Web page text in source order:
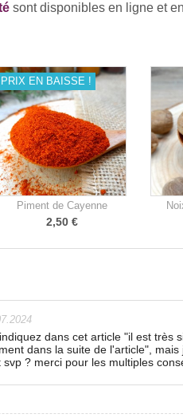
sont disponibles en ligne et
PRIX EN BAISSE !
Piment de Cayenne
2,50 €
dans cet article "il est très
dans la suite de l'article",
? merci pour les multiples